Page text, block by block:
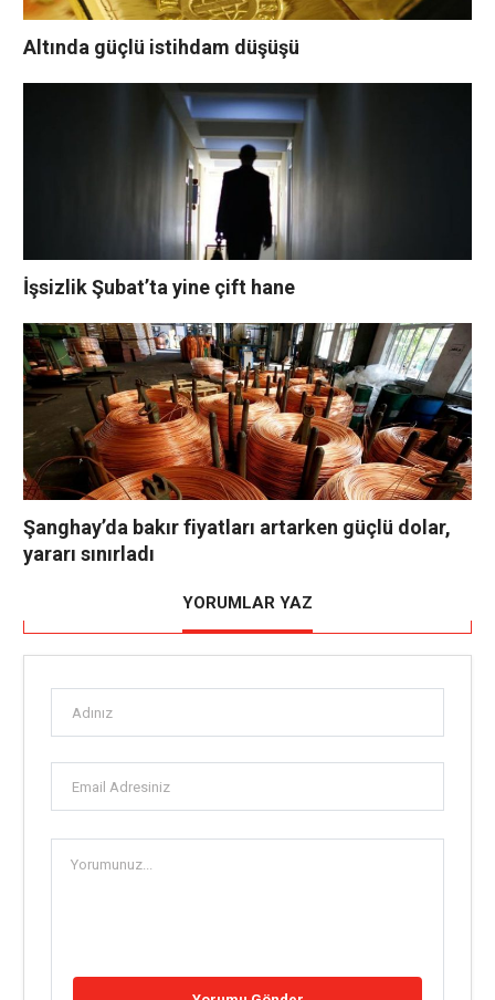
Altında güçlü istihdam düşüşü
İşsizlik Şubat’ta yine çift hane
Şanghay’da bakır fiyatları artarken güçlü dolar,
yararı sınırladı
YORUMLAR YAZ